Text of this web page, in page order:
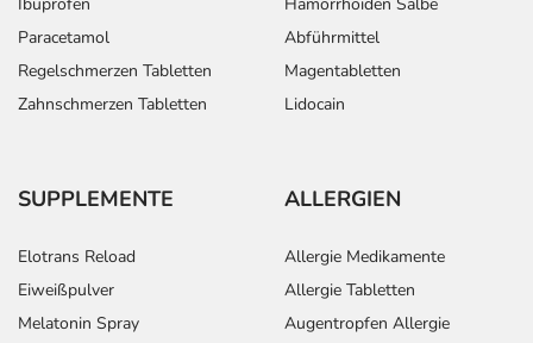
- Leberfunktionsstörungen, wie:
- Anstieg der Leberwerte
- Anfälle von Atemnot
- Allgemeine Schwäche
- Verschwommenes Sehen
Bemerken Sie eine Befindlichkeitsstörung oder
Veränderung während der Behandlung, wenden Sie sich
an Ihren Arzt oder Apotheker.
Paracetamol
Regelschmerzen Tabletten
Zahnschmerzen Tabletten
Abführmittel
Magentabletten
Lidocain
SUPPLEMENTE
Elotrans Reload
Eiweißpulver
Melatonin Spray
ALLERGIEN
Allergie Medikamente
Allergie Tabletten
Augentropfen Allergie